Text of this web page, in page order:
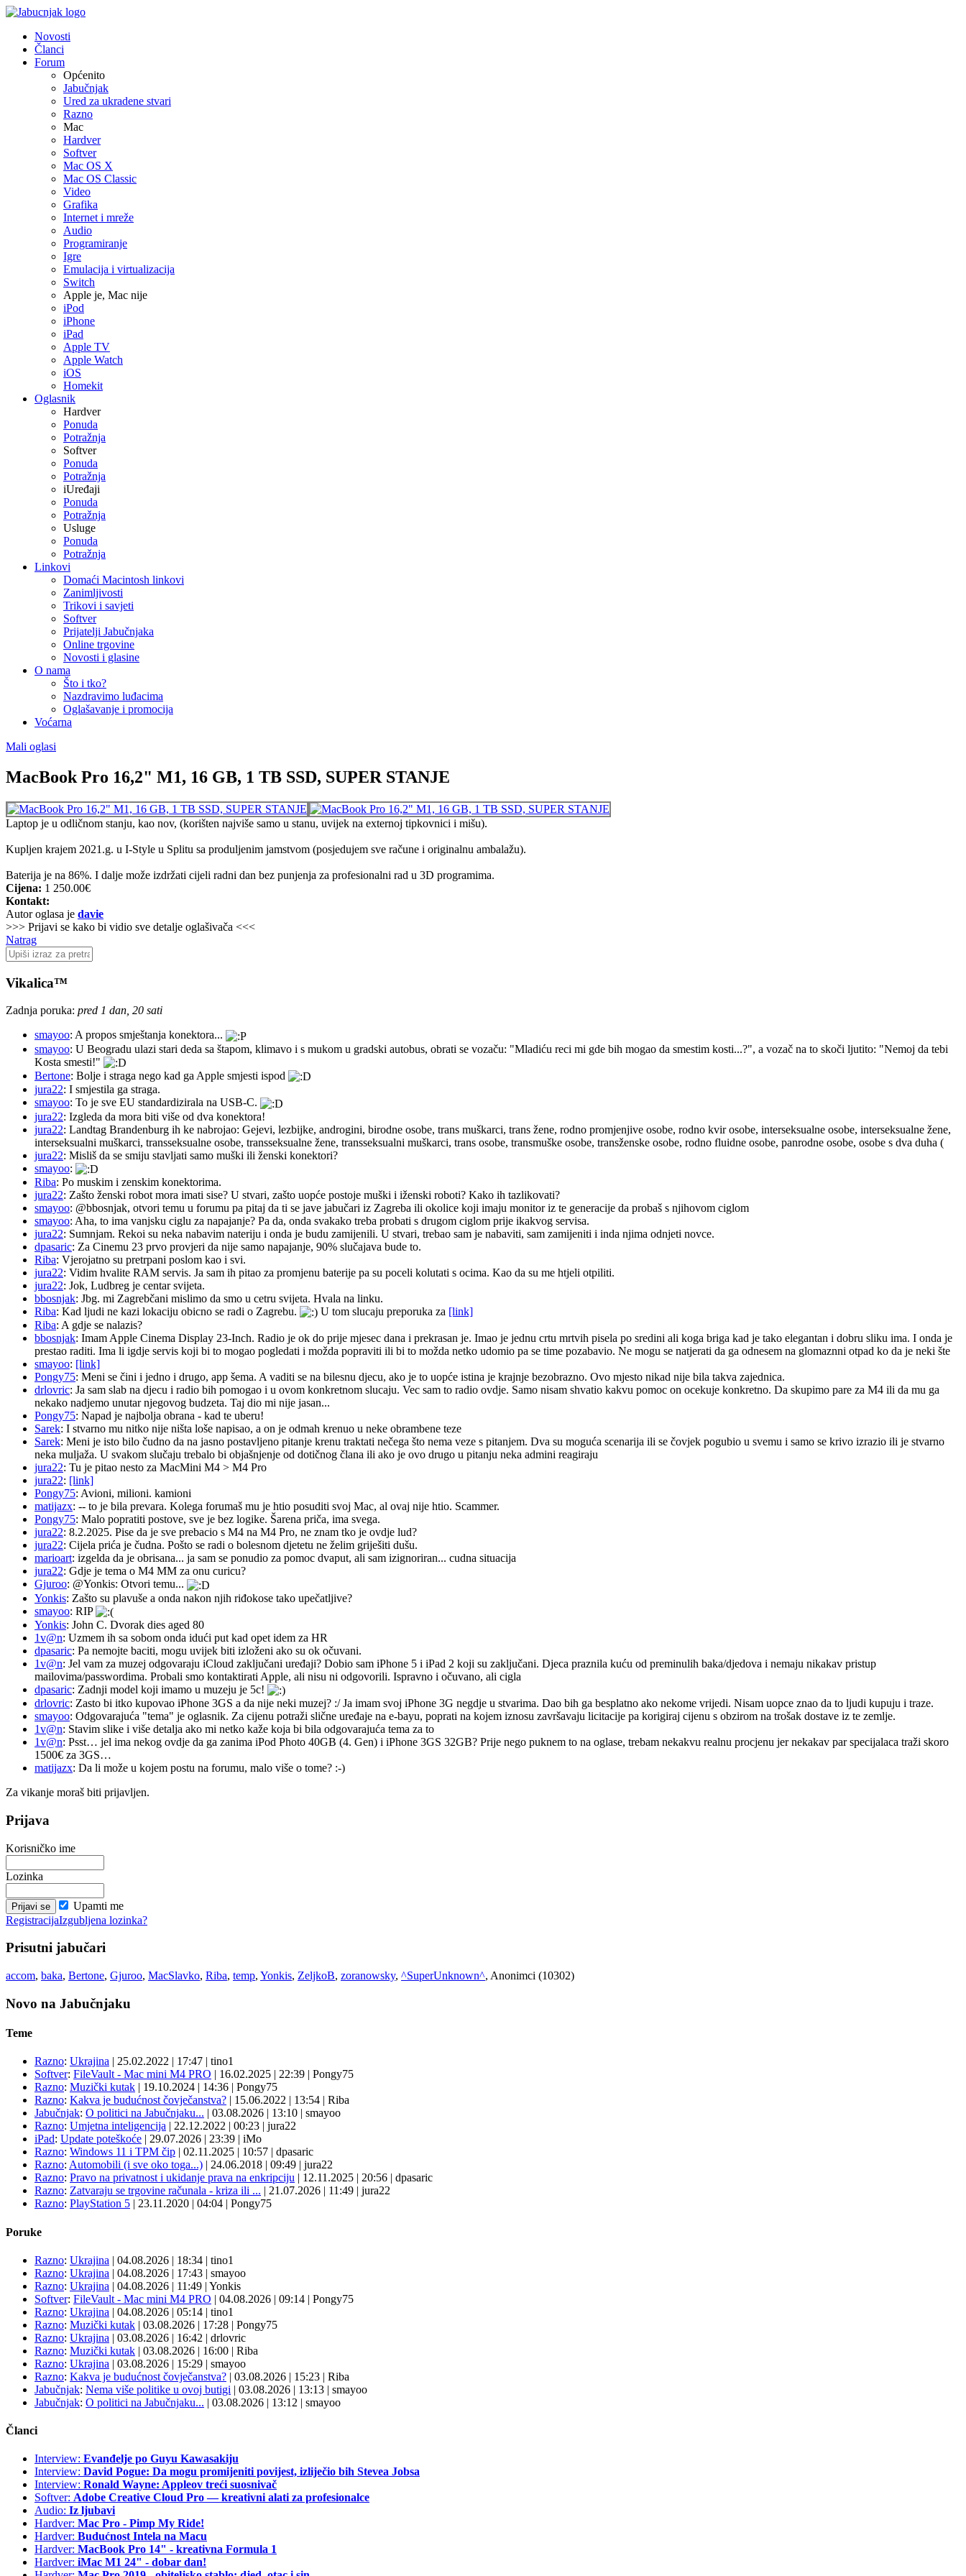
Novosti
Članci
Forum
Općenito
Jabučnjak
Ured za ukradene stvari
Razno
Mac
Hardver
Softver
Mac OS X
Mac OS Classic
Video
Grafika
Internet i mreže
Audio
Programiranje
Igre
Emulacija i virtualizacija
Switch
Apple je, Mac nije
iPod
iPhone
iPad
Apple TV
Apple Watch
iOS
Homekit
Oglasnik
Hardver
Ponuda
Potražnja
Softver
Ponuda
Potražnja
iUređaji
Ponuda
Potražnja
Usluge
Ponuda
Potražnja
Linkovi
Domaći Macintosh linkovi
Zanimljivosti
Trikovi i savjeti
Softver
Prijatelji Jabučnjaka
Online trgovine
Novosti i glasine
O nama
Što i tko?
Nazdravimo luđacima
Oglašavanje i promocija
Voćarna
Mali oglasi
MacBook Pro 16,2" M1, 16 GB, 1 TB SSD, SUPER STANJE
Laptop je u odličnom stanju, kao nov, (korišten najviše samo u stanu, uvijek na externoj tipkovnici i mišu).
Kupljen krajem 2021.g. u I-Style u Splitu sa produljenim jamstvom (posjedujem sve račune i originalnu ambalažu).
Baterija je na 86%. I dalje može izdržati cijeli radni dan bez punjenja za profesionalni rad u 3D programima.
Cijena: 1 250.00€
Kontakt:
Autor oglasa je davie
>>> Prijavi se kako bi vidio sve detalje oglašivača <<<
Natrag
Vikalica™
Zadnja poruka: pred 1 dan, 20 sati
smayoo: A propos smještanja konektora...
smayoo: U Beogradu ulazi stari deda sa štapom, klimavo i s mukom u gradski autobus, obrati se vozaču: "Mladiću reci mi gde bih mogao da smestim kosti...?", a vozač na to skoči ljutito: "Nemoj da tebi
Kosta smesti!"
Bertone: Bolje i straga nego kad ga Apple smjesti ispod
jura22: I smjestila ga straga.
smayoo: To je sve EU standardizirala na USB-C.
jura22: Izgleda da mora biti više od dva konektora!
jura22: Landtag Brandenburg ih ke nabrojao: Gejevi, lezbijke, androgini, birodne osobe, trans muškarci, trans žene, rodno promjenjive osobe, rodno kvir osobe, interseksualne osobe, interseksualne žene,
interseksualni muškarci, transseksualne osobe, transseksualne žene, transseksualni muškarci, trans osobe, transmuške osobe, transženske osobe, rodno fluidne osobe, panrodne osobe, osobe s dva duha (
jura22: Misliš da se smiju stavljati samo muški ili ženski konektori?
smayoo:
Riba: Po muskim i zenskim konektorima.
jura22: Zašto ženski robot mora imati sise? U stvari, zašto uopće postoje muški i iženski roboti? Kako ih tazlikovati?
smayoo: @bbosnjak, otvori temu u forumu pa pitaj da ti se jave jabučari iz Zagreba ili okolice koji imaju monitor iz te generacije da probaš s njihovom ciglom
smayoo: Aha, to ima vanjsku ciglu za napajanje? Pa da, onda svakako treba probati s drugom ciglom prije ikakvog servisa.
jura22: Sumnjam. Rekoi su neka nabavim nateriju i onda je budu zamijenili. U stvari, trebao sam je nabaviti, sam zamijeniti i inda njima odnjeti novce.
dpasaric: Za Cinemu 23 prvo provjeri da nije samo napajanje, 90% slučajava bude to.
Riba: Vjerojatno su pretrpani poslom kao i svi.
jura22: Vidim hvalite RAM servis. Ja sam ih pitao za promjenu baterije pa su poceli kolutati s ocima. Kao da su me htjeli otpiliti.
jura22: Jok, Ludbreg je centar svijeta.
bbosnjak: Jbg. mi Zagrebčani mislimo da smo u cetru svijeta. Hvala na linku.
Riba: Kad ljudi ne kazi lokaciju obicno se radi o Zagrebu. U tom slucaju preporuka za [link]
Riba: A gdje se nalazis?
bbosnjak: Imam Apple Cinema Display 23-Inch. Radio je ok do prije mjesec dana i prekrasan je. Imao je jednu crtu mrtvih pisela po sredini ali koga briga kad je tako elegantan i dobru sliku ima. I onda je
prestao raditi. Ima li igdje servis koji bi to mogao pogledati i možda popraviti ili bi to možda netko udomio pa se time pozabavio. Ne mogu se natjerati da ga odnesem na glomaznni otpad ko da je neki šte
smayoo: [link]
Pongy75: Meni se čini i jedno i drugo, app šema. A vaditi se na bilesnu djecu, ako je to uopće istina je krajnje bezobrazno. Ovo mjesto nikad nije bila takva zajednica.
drlovric: Ja sam slab na djecu i radio bih pomogao i u ovom konkretnom slucaju. Vec sam to radio ovdje. Samo nisam shvatio kakvu pomoc on ocekuje konkretno. Da skupimo pare za M4 ili da mu ga
nekako nadjemo unutar njegovog budzeta. Taj dio mi nije jasan...
Pongy75: Napad je najbolja obrana - kad te uberu!
Sarek: I stvarno mu nitko nije ništa loše napisao, a on je odmah krenuo u neke obrambene teze
Sarek: Meni je isto bilo čudno da na jasno postavljeno pitanje krenu traktati nečega što nema veze s pitanjem. Dva su moguća scenarija ili se čovjek pogubio u svemu i samo se krivo izrazio ili je stvarno
neka muljaža. U svakom slučaju trebalo bi objašnjenje od dotičnog člana ili ako je ovo drugo u pitanju neka admini reagiraju
jura22: Tu je pitao nesto za MacMini M4 > M4 Pro
jura22: [link]
Pongy75: Avioni, milioni. kamioni
matijazx: -- to je bila prevara. Kolega forumaš mu je htio posuditi svoj Mac, al ovaj nije htio. Scammer.
Pongy75: Malo popratiti postove, sve je bez logike. Šarena priča, ima svega.
jura22: 8.2.2025. Pise da je sve prebacio s M4 na M4 Pro, ne znam tko je ovdje lud?
jura22: Cijela prića je čudna. Pošto se radi o bolesnom djetetu ne želim griješiti dušu.
marioart: izgelda da je obrisana... ja sam se ponudio za pomoc dvaput, ali sam izignoriran... cudna situacija
jura22: Gdje je tema o M4 MM za onu curicu?
Gjuroo: @Yonkis: Otvori temu...
Yonkis: Zašto su plavuše a onda nakon njih riđokose tako upečatljive?
smayoo: RIP
Yonkis: John C. Dvorak dies aged 80
1v@n: Uzmem ih sa sobom onda idući put kad opet idem za HR
dpasaric: Pa nemojte baciti, mogu uvijek biti izloženi ako su ok očuvani.
1v@n: Jel vam za muzej odgovaraju iCloud zaključani uređaji? Dobio sam iPhone 5 i iPad 2 koji su zaključani. Djeca praznila kuću od preminulih baka/djedova i nemaju nikakav pristup
mailovima/passwordima. Probali smo kontaktirati Apple, ali nisu ni odgovorili. Ispravno i očuvano, ali cigla
dpasaric: Zadnji model koji imamo u muzeju je 5c!
drlovric: Zasto bi itko kupovao iPhone 3GS a da nije neki muzej? :/ Ja imam svoj iPhone 3G negdje u stvarima. Dao bih ga besplatno ako nekome vrijedi. Nisam uopce znao da to ljudi kupuju i traze.
smayoo: Odgovarajuća "tema" je oglasnik. Za cijenu potraži slične uređaje na e-bayu, poprati na kojem iznosu završavaju licitacije pa korigiraj cijenu s obzirom na trošak dostave iz te zemlje.
1v@n: Stavim slike i više detalja ako mi netko kaže koja bi bila odgovarajuća tema za to
1v@n: Psst… jel ima nekog ovdje da ga zanima iPod Photo 40GB (4. Gen) i iPhone 3GS 32GB? Prije nego puknem to na oglase, trebam nekakvu realnu procjenu jer nekakav par specijalaca traži skoro
1500€ za 3GS…
matijazx: Da li može u kojem postu na forumu, malo više o tome? :-)
Za vikanje moraš biti prijavljen.
Prijava
Korisničko ime
Lozinka
Upamti me
RegistracijaIzgubljena lozinka?
Prisutni jabučari
accom, baka, Bertone, Gjuroo, MacSlavko, Riba, temp, Yonkis, ZeljkoB, zoranowsky, ^SuperUnknown^, Anonimci (10302)
Novo na Jabučnjaku
Teme
Razno: Ukrajina | 25.02.2022 | 17:47 | tino1
Softver: FileVault - Mac mini M4 PRO | 16.02.2025 | 22:39 | Pongy75
Razno: Muzički kutak | 19.10.2024 | 14:36 | Pongy75
Razno: Kakva je budućnost čovječanstva? | 15.06.2022 | 13:54 | Riba
Jabučnjak: O politici na Jabučnjaku... | 03.08.2026 | 13:10 | smayoo
Razno: Umjetna inteligencija | 22.12.2022 | 00:23 | jura22
iPad: Update poteškoće | 29.07.2026 | 23:39 | iMo
Razno: Windows 11 i TPM čip | 02.11.2025 | 10:57 | dpasaric
Razno: Automobili (i sve oko toga...) | 24.06.2018 | 09:49 | jura22
Razno: Pravo na privatnost i ukidanje prava na enkripciju | 12.11.2025 | 20:56 | dpasaric
Razno: Zatvaraju se trgovine računala - kriza ili ... | 21.07.2026 | 11:49 | jura22
Razno: PlayStation 5 | 23.11.2020 | 04:04 | Pongy75
Poruke
Razno: Ukrajina | 04.08.2026 | 18:34 | tino1
Razno: Ukrajina | 04.08.2026 | 17:43 | smayoo
Razno: Ukrajina | 04.08.2026 | 11:49 | Yonkis
Softver: FileVault - Mac mini M4 PRO | 04.08.2026 | 09:14 | Pongy75
Razno: Ukrajina | 04.08.2026 | 05:14 | tino1
Razno: Muzički kutak | 03.08.2026 | 17:28 | Pongy75
Razno: Ukrajina | 03.08.2026 | 16:42 | drlovric
Razno: Muzički kutak | 03.08.2026 | 16:00 | Riba
Razno: Ukrajina | 03.08.2026 | 15:29 | smayoo
Razno: Kakva je budućnost čovječanstva? | 03.08.2026 | 15:23 | Riba
Jabučnjak: Nema više politike u ovoj butigi | 03.08.2026 | 13:13 | smayoo
Jabučnjak: O politici na Jabučnjaku... | 03.08.2026 | 13:12 | smayoo
Članci
Interview: Evanđelje po Guyu Kawasakiju
Interview: David Pogue: Da mogu promijeniti povijest, izliječio bih Stevea Jobsa
Interview: Ronald Wayne: Appleov treći suosnivač
Softver: Adobe Creative Cloud Pro — kreativni alati za profesionalce
Audio: Iz ljubavi
Hardver: Mac Pro - Pimp My Ride!
Hardver: Budućnost Intela na Macu
Hardver: MacBook Pro 14" - kreativna Formula 1
Hardver: iMac M1 24" - dobar dan!